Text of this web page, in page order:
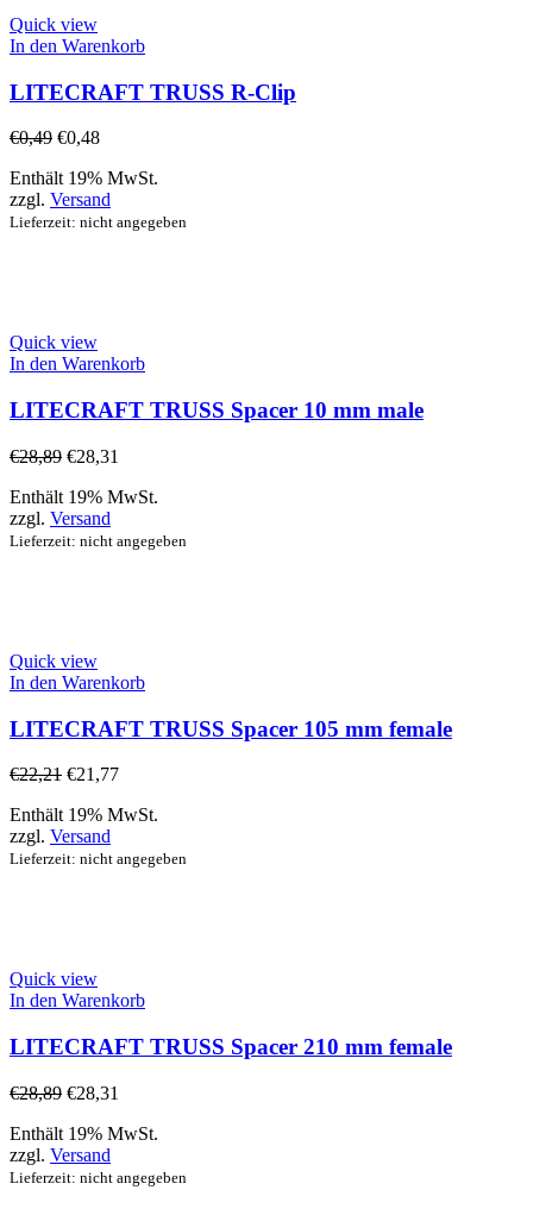
Quick view
In den Warenkorb
LITECRAFT TRUSS R-Clip
€0,49 €0,48
Enthält 19% MwSt.
zzgl. Versand
Lieferzeit: nicht angegeben
Quick view
In den Warenkorb
LITECRAFT TRUSS Spacer 10 mm male
€28,89 €28,31
Enthält 19% MwSt.
zzgl. Versand
Lieferzeit: nicht angegeben
Quick view
In den Warenkorb
LITECRAFT TRUSS Spacer 105 mm female
€22,21 €21,77
Enthält 19% MwSt.
zzgl. Versand
Lieferzeit: nicht angegeben
Quick view
In den Warenkorb
LITECRAFT TRUSS Spacer 210 mm female
€28,89 €28,31
Enthält 19% MwSt.
zzgl. Versand
Lieferzeit: nicht angegeben